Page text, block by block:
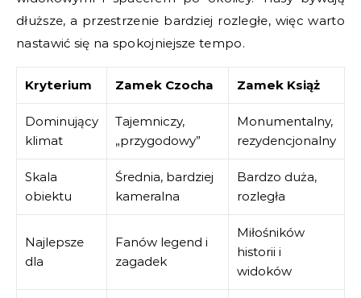
dłuższe, a przestrzenie bardziej rozległe, więc warto
nastawić się na spokojniejsze tempo.
Kryterium Zamek Czocha Zamek Książ
Dominujący
klimat
Tajemniczy,
„przygodowy”
Monumentalny,
rezydencjonalny
Skala
obiektu
Średnia, bardziej
kameralna
Bardzo duża,
rozległa
Najlepsze
dla
Fanów legend i
zagadek
Miłośników
historii i
widoków